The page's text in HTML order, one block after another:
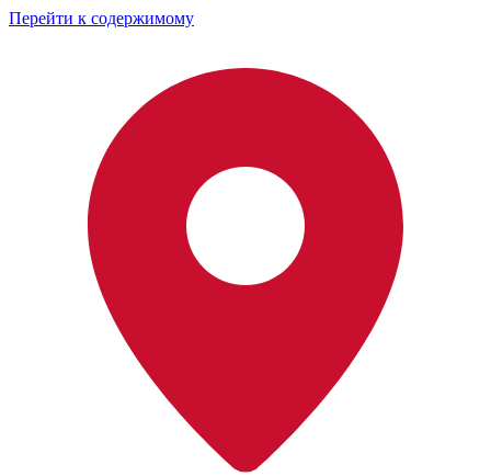
Перейти к содержимому